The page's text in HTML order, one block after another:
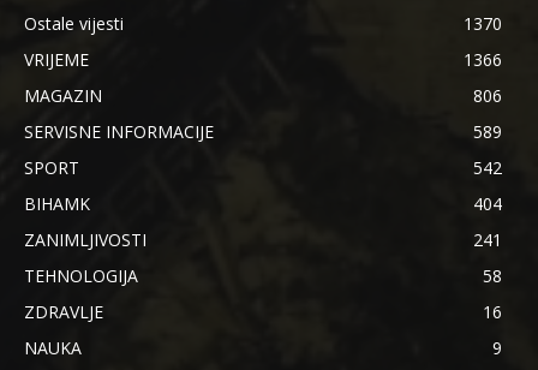
Ostale vijesti
1370
VRIJEME
1366
MAGAZIN
806
SERVISNE INFORMACIJE
589
SPORT
542
BIHAMK
404
ZANIMLJIVOSTI
241
TEHNOLOGIJA
58
ZDRAVLJE
16
NAUKA
9